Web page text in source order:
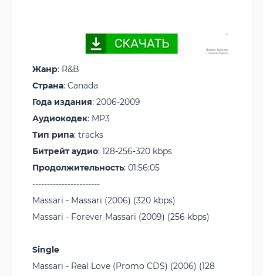
Жанр: R&B
Страна: Canada
Года издания: 2006-2009
Аудиокодек: MP3
Тип рипа: tracks
Битрейт аудио: 128-256-320 kbps
Продолжительность: 01:56:05
-----------------------
Massari - Massari (2006) (320 kbps)
Massari - Forever Massari (2009) (256 kbps)
Single
Massari - Real Love (Promo CDS) (2006) (128